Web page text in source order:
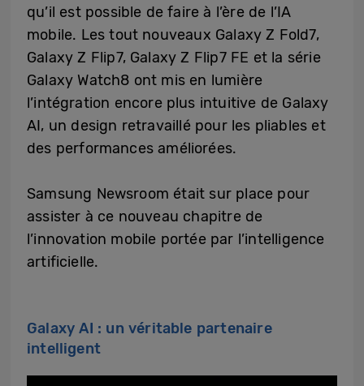
qu’il est possible de faire à l’ère de l’IA
mobile. Les tout nouveaux Galaxy Z Fold7,
Galaxy Z Flip7, Galaxy Z Flip7 FE et la série
Galaxy Watch8 ont mis en lumière
l’intégration encore plus intuitive de Galaxy
AI, un design retravaillé pour les pliables et
des performances améliorées.
Samsung Newsroom était sur place pour
assister à ce nouveau chapitre de
l’innovation mobile portée par l’intelligence
artificielle.
Galaxy AI : un véritable partenaire
intelligent